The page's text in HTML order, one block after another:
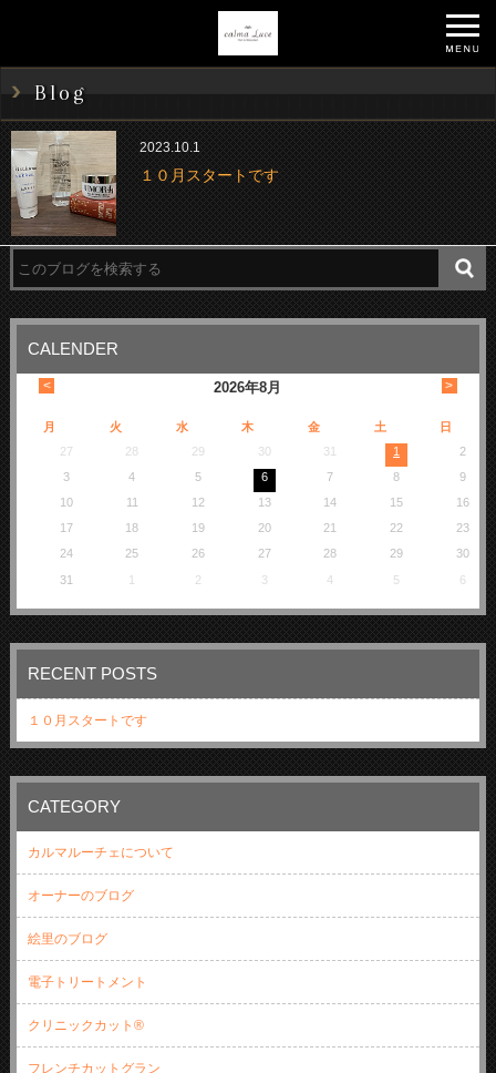
Blog
2023.10.1
１０月スタートです
CALENDER
2026年8月
< >
月 火 水 木 金 土
日
27
28 29 30 31 1
2
3
4 5 6 7 8
9
10
11 12 13 14 15
16
17
18 19 20 21 22
23
24
25 26 27 28 29
30
31
1 2 3 4 5 6
RECENT POSTS
１０月スタートです
CATEGORY
カルマルーチェについて
オーナーのブログ
絵里のブログ
電子トリートメント
クリニックカット®
フレンチカットグラン